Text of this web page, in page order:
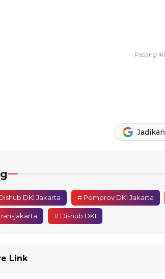
DKI Jakarta # Pemprov DKI Jakarta
# Dishub DKI
Link